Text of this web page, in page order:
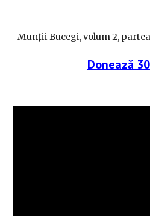
Munții Bucegi, volum 2,
Donează